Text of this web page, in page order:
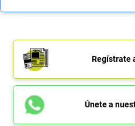
Regístrate
Únete a